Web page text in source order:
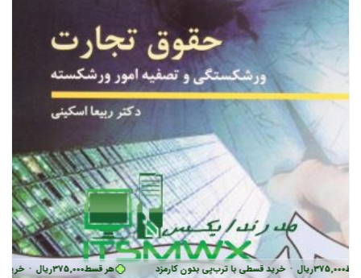
هر قسط375,000ریال • خرید 375,000ریال • خرید قسطی با ترب‌پی بدون کارمزد